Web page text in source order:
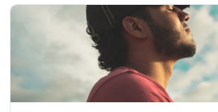
CDC- en ACS-gegevens.